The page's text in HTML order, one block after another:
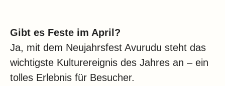
Gibt es Feste im April?
Ja, mit dem Neujahrsfest Avurudu steht das
wichtigste Kulturereignis des Jahres an – ein
tolles Erlebnis für Besucher.